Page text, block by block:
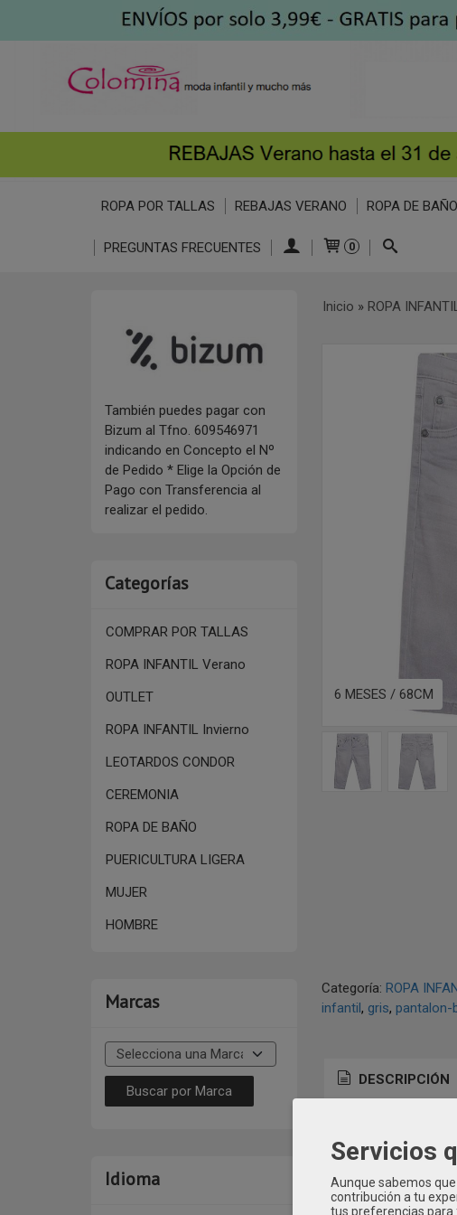
ROPA POR TALLAS REBAJAS VERANO ROPA DE BAÑO
PREGUNTAS FRECUENTES 0
También puedes pagar con
Bizum al Tfno. 609546971
indicando en Concepto el Nº
de Pedido * Elige la Opción de
Pago con Transferencia al
realizar el pedido.
Categorías
COMPRAR POR TALLAS
ROPA INFANTIL Verano
OUTLET
ROPA INFANTIL Invierno
LEOTARDOS CONDOR
CEREMONIA
ROPA DE BAÑO
PUERICULTURA LIGERA
MUJER
HOMBRE
Marcas
Idioma
Inicio » ROPA
6 MESES / 68CM
Categoría: ROPA
infantil gris pantalon-
DESCRIPCIÓN
Servicios
Aunque sabemos
contribución a tu
tus preferencias para